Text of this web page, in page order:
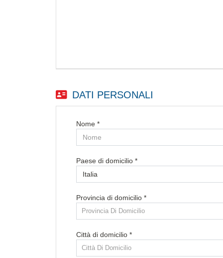
DATI PERSONALI
Nome *
Paese di domicilio *
Provincia di domicilio *
Provincia Di Domicilio
Città di domicilio *
Città Di Domicilio